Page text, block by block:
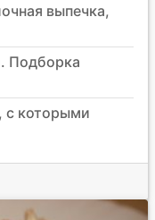
выпечка,
Подборка
с которыми